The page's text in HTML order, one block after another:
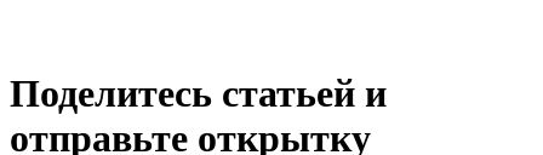
Поделитесь статьей и
отправьте открытку